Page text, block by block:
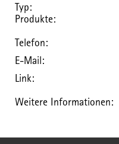
Typ:
Produkte:
Telefon:
E-Mail:
Link:
Weitere Informationen: